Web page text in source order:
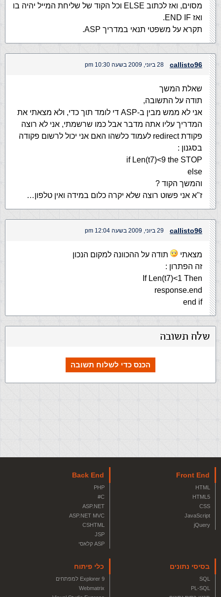
מסוים, ואז לכתוב ELSE וכל הקוד של שליחת המייל יהיה בו
ואז END IF.
תקרא על משפטי תנאי במדריך ASP.
callisto96 28 ביוני, 2009 בשעה 10:30 pm
שאלת המשך
תודה על התשובה,
אני לא ממש מבין ב-ASP די לומד תוך כדי, ולא מצאתי את
המדריך עליו אתה מדבר אבל כמו שרשמתי, אני לא רוצה
פקודת redirect לעמוד כלשהו האם אני יכול לרשום פקודה
בסגנון :
if Len(t7)<9 the STOP
else
והמשך הקוד ?
ז"א אני פשוט רוצה שלא יקרה כלום במידה ואין טלפון…
callisto96 29 ביוני, 2009 בשעה 12:04 pm
מצאתי
תודה על ההכוונה למקום הנכון
זה הפתרון :
If Len(t7)<1 Then
response.end
end if
שלח תשובה
הכנס כדי לשלוח תשובה
Front End
HTML
HTML5
CSS
JavaScript
jQuery
Back End
PHP
C#
ASP.NET
ASP.NET MVC
CSHTML
JSP
ASP קלאסי
בסיסי נתונים
SQL
PL-SQL
כלי פיתוח
Explorer 9 למפתחים
Webmatrix